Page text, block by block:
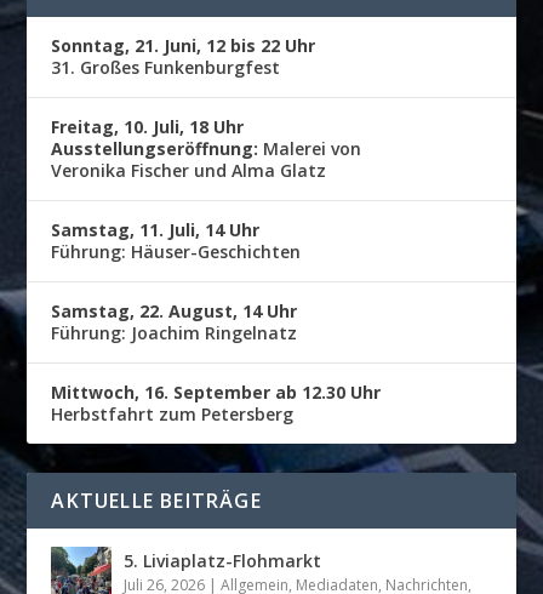
Sonntag, 21. Juni, 12 bis 22 Uhr
31. Großes Funkenburgfest
Freitag, 10. Juli, 18 Uhr
Ausstellungseröffnung: Malerei von
Veronika Fischer und Alma Glatz
Samstag, 11. Juli, 14 Uhr
Führung: Häuser-Geschichten
Samstag, 22. August, 14 Uhr
Führung: Joachim Ringelnatz
Mittwoch, 16. September ab 12.30 Uhr
Herbstfahrt zum Petersberg
AKTUELLE BEITRÄGE
5. Liviaplatz-Flohmarkt
Juli 26, 2026 |Allgemein, Mediadaten, Nachrichten,